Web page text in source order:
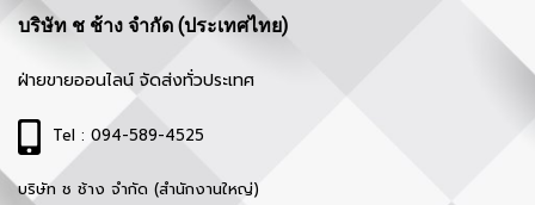
บริษัท ช ช้าง จำกัด (ประเทศไทย)
ฝ่ายขายออนไลน์ จัดส่งทั่วประเทศ
Tel : 094-589-4525
บริษัท ช ช้าง จำกัด (สำนักงานใหญ่)